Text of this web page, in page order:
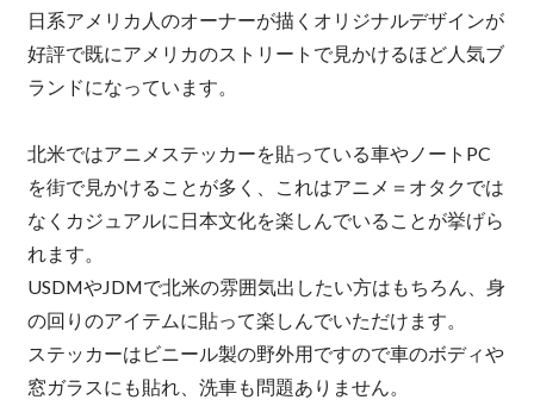
日系アメリカ人のオーナーが描くオリジナルデザインが
好評で既にアメリカのストリートで見かけるほど人気ブ
ランドになっています。
北米ではアニメステッカーを貼っている車やノートPC
を街で見かけることが多く、これはアニメ＝オタクでは
なくカジュアルに日本文化を楽しんでいることが挙げら
れます。
USDMやJDMで北米の雰囲気出したい方はもちろん、身
の回りのアイテムに貼って楽しんでいただけます。
ステッカーはビニール製の野外用ですので車のボディや
窓ガラスにも貼れ、洗車も問題ありません。